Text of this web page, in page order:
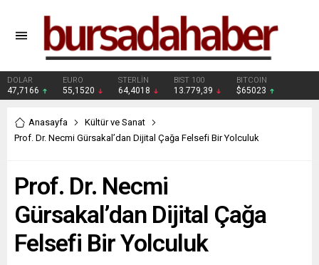
DOLAR
47,7166
EURO
55,1520
STERLİN
64,4018
BIST 100
13.779,39
BITCOIN
$65023
Anasayfa
Kültür ve Sanat
Prof. Dr. Necmi Gürsakal’dan Dijital Çağa Felsefi Bir Yolculuk
Prof. Dr. Necmi
Gürsakal’dan Dijital Çağa
Felsefi Bir Yolculuk